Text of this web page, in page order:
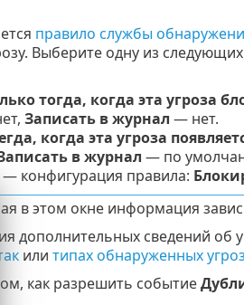
правило службы
Выберите одну из
тогда, когда эта угроза
Записать в журнал — нет.
когда эта угроза
в журнал — по
конфигурация правила:
в этом окне информация
дополнительных сведений об
или типах обнаруженных угроз
как разрешить событие